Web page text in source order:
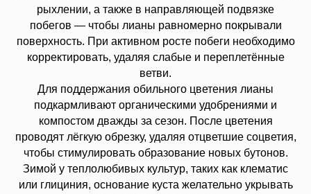
рыхлении, а также в направляющей подвязке
побегов — чтобы лианы равномерно покрывали
поверхность. При активном росте побеги необходимо
корректировать, удаляя слабые и переплетённые
ветви.
Для поддержания обильного цветения лианы
подкармливают органическими удобрениями и
компостом дважды за сезон. После цветения
проводят лёгкую обрезку, удаляя отцветшие соцветия,
чтобы стимулировать образование новых бутонов.
Зимой у теплолюбивых культур, таких как клематис
или глициния, основание куста желательно укрывать